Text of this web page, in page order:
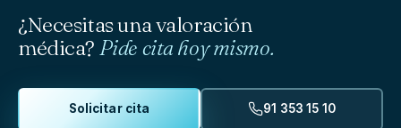
¿Necesitas una valoración
médica? Pide cita hoy mismo.
Solicitar cita 91 353 15 10